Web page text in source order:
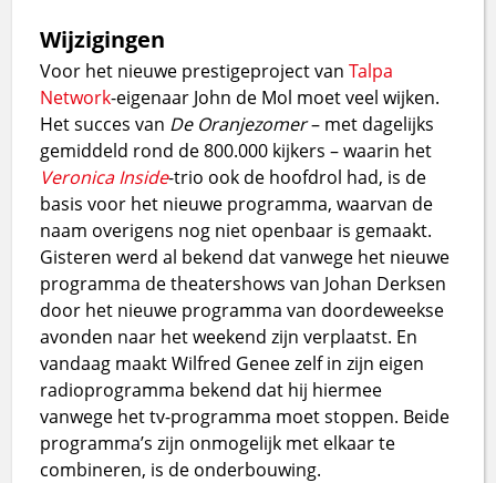
Wijzigingen
Voor het nieuwe prestigeproject vanTalpa
Network-eigenaar John de Mol moet veel wijken.
Het succes van De Oranjezomer– met dagelijks
gemiddeld rond de 800.000 kijkers – waarin het
Veronica Inside-trio ook de hoofdrol had, is de
basis voor het nieuwe programma, waarvan de
naam overigens nog niet openbaar is gemaakt.
Gisteren werd al bekend dat vanwege het nieuwe
programma de theatershows van Johan Derksen
door het nieuwe programma van doordeweekse
avonden naar het weekend zijn verplaatst. En
vandaag maakt Wilfred Genee zelf in zijn eigen
radioprogramma bekend dat hij hiermee
vanwege het tv-programma moet stoppen. Beide
programma’s zijn onmogelijk met elkaar te
combineren, is de onderbouwing.